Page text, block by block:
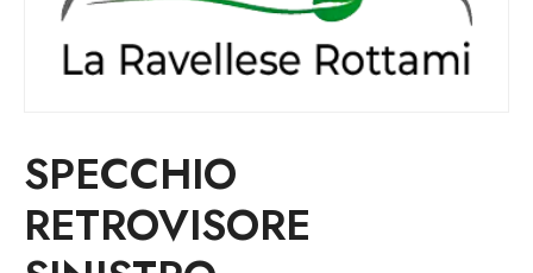
SPECCHIO
RETROVISORE